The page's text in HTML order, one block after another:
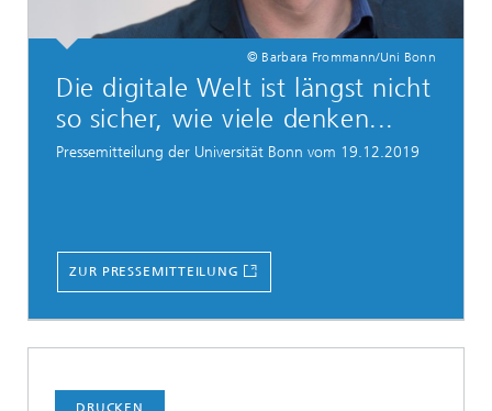
© Barbara Frommann/Uni Bonn
Die digitale Welt ist längst nicht
so sicher, wie viele denken...
Pressemitteilung der Universität Bonn vom 19.12.2019
ZUR PRESSEMITTEILUNG
DRUCKEN